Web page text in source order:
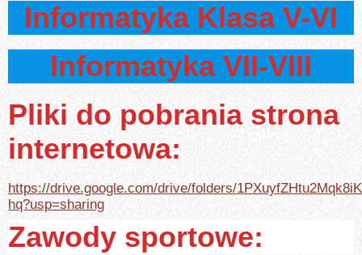
Informatyka Klasa V-VI
Informatyka VII-VIII
Pliki do pobrania strona
internetowa:
https://drive.google.com/drive/folders/
hq?usp=sharing
Zawody sportowe: